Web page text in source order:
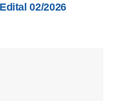
02/2026